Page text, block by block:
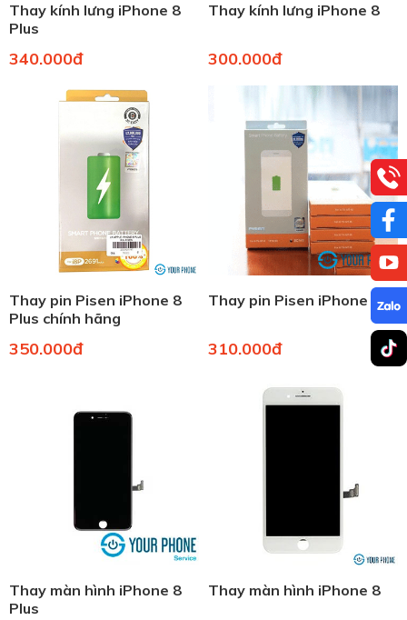
Thay kính lưng iPhone 8
Plus
340.000đ
Thay kính lưng iPhone 8
300.000đ
Thay pin Pisen iPhone 8
Plus chính hãng
350.000đ
Thay pin Pisen iPhone 8
310.000đ
Thay màn hình iPhone 8
Plus
Thay màn hình iPhone 8